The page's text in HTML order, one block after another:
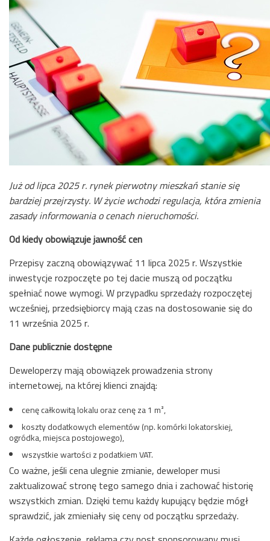
Już od lipca 2025 r. rynek pierwotny mieszkań stanie się
bardziej przejrzysty. W życie wchodzi regulacja, która zmienia
zasady informowania o cenach nieruchomości.
Od kiedy obowiązuje jawność cen
Przepisy zaczną obowiązywać 11 lipca 2025 r. Wszystkie
inwestycje rozpoczęte po tej dacie muszą od początku
spełniać nowe wymogi. W przypadku sprzedaży rozpoczętej
wcześniej, przedsiębiorcy mają czas na dostosowanie się do
11 września 2025 r.
Dane publicznie dostępne
Deweloperzy mają obowiązek prowadzenia strony
internetowej, na której klienci znajdą:
cenę całkowitą lokalu oraz cenę za 1 m²,
koszty dodatkowych elementów (np. komórki lokatorskiej,
ogródka, miejsca postojowego),
wszystkie wartości z podatkiem VAT.
Co ważne, jeśli cena ulegnie zmianie, deweloper musi
zaktualizować stronę tego samego dnia i zachować historię
wszystkich zmian. Dzięki temu każdy kupujący będzie mógł
sprawdzić, jak zmieniały się ceny od początku sprzedaży.